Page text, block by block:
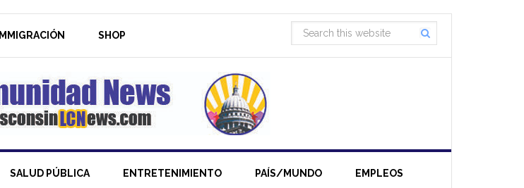
IMMIGRACIÓN SHOP
SALUD PÚBLICA ENTRETENIMIENTO PAÍS/MUNDO EMPLEOS